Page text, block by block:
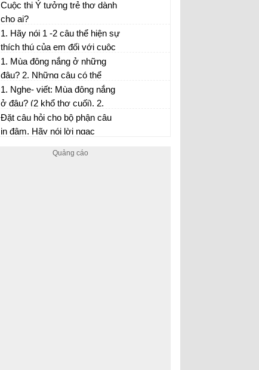
mươi con..." đến "... con Rồng
cháu Tiên").
Cuộc thi Ý tưởng trẻ thơ dành
cho ai?
1. Hãy nói 1 -2 câu thể hiện sự
thích thú của em đối với cuộc
thi Ý tưởng trẻ thơ. 2. Hãy nói
1- 2 câu thể hiện sự tán thành
của em đối với sáng kiến của
các bạn nhỏ được giới thiệu
trong bài Những ý tưởng sáng
tạo.
1. Mùa đông nắng ở những
đâu? 2. Những câu có thể
thay thế từ lặn trong câu thơ
sau.
1. Nghe- viết: Mùa đông nắng
ở đâu? (2 khổ thơ cuối). 2.
Chọn 1 trong 2 đề: a) Viết một
đoạn văn ngắn về cô giáo
b) Viết một đoạn văn ngắn về
Đặt câu hỏi cho bộ phận câu
in đậm. Hãy nói lời ngạc
đọc câu chuyện trên.